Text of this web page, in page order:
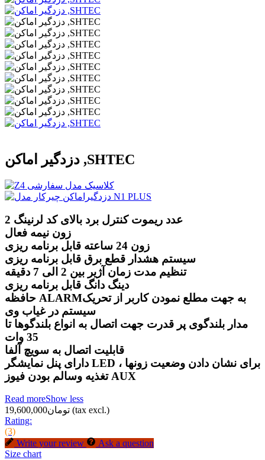
دزدگیر اماکن ,SHTEC
2 عدد ریموت کنترل برد بالای کد لرنینگ
زون نیمه فعال
زون 24 ساعته قابل برنامه ریزی
سیستم هشدار قطع برق قابل برنامه ریزی
تنظیم مدت زمان آژیر بین 2 الی 7 دقیقه
دینگ دانگ قابل برنامه ریزی
حافظه ALARMبه جهت مطلع نمودن کاربر از تحریک
سیستم در غیاب وی
مدار بلندگوی پر قدرت جهت اتصال به انواع بلندگوها تا
35 وات
قابلیت اتصال به سویچ آلفا
دارای پنل نمایشگر LED برای نشان دادن وضعیت زونها ،
تغذیه وسالم بودن فیوز AUX
Read moreShow less
تومان19,600,000 (tax excl.)
Rating:
(3)
Write your review
Ask a question
Size chart